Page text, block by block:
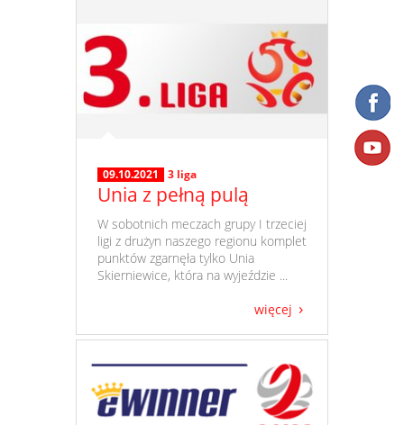
09.10.2021 3 liga
Unia z pełną pulą
​ W sobotnich meczach grupy I trzeciej
ligi z drużyn naszego regionu komplet
punktów zgarnęła tylko Unia
Skierniewice, która na wyjeździe ...
więcej